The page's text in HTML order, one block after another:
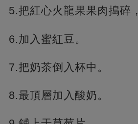
5.把紅心火龍果果肉搗碎，
6.加入蜜紅豆。
7.把奶茶倒入杯中。
8.最頂層加入酸奶。